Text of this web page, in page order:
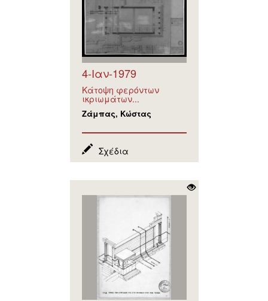
4-Ιαν-1979
Κάτοψη φερόντων
ικριωμάτων...
Ζάμπας, Κώστας
Σχέδια